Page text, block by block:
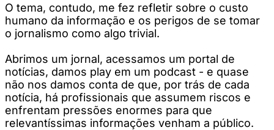
O tema, contudo, me fez refletir sobre o custo
humano da informação e os perigos de se tomar
o jornalismo como algo trivial.
Abrimos um jornal, acessamos um portal de
notícias, damos play em um podcast - e quase
não nos damos conta de que, por trás de cada
notícia, há profissionais que assumem riscos e
enfrentam pressões enormes para que
relevantíssimas informações venham a público.